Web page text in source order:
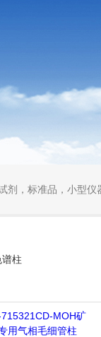
剂，标准品，小型仪
柱